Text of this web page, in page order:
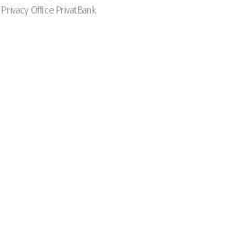
Office PrivatBank